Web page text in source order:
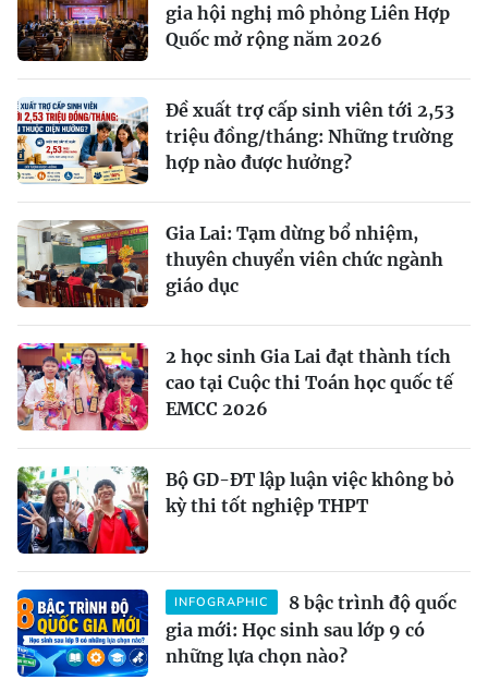
gia hội nghị mô phỏng Liên Hợp
Quốc mở rộng năm 2026
Đề xuất trợ cấp sinh viên tới 2,53
triệu đồng/tháng: Những trường
hợp nào được hưởng?
Gia Lai: Tạm dừng bổ nhiệm,
thuyên chuyển viên chức ngành
giáo dục
2 học sinh Gia Lai đạt thành tích
cao tại Cuộc thi Toán học quốc tế
EMCC 2026
Bộ GD-ĐT lập luận việc không bỏ
kỳ thi tốt nghiệp THPT
INFOGRAPHIC
8 bậc trình độ quốc
gia mới: Học sinh sau lớp 9 có
những lựa chọn nào?